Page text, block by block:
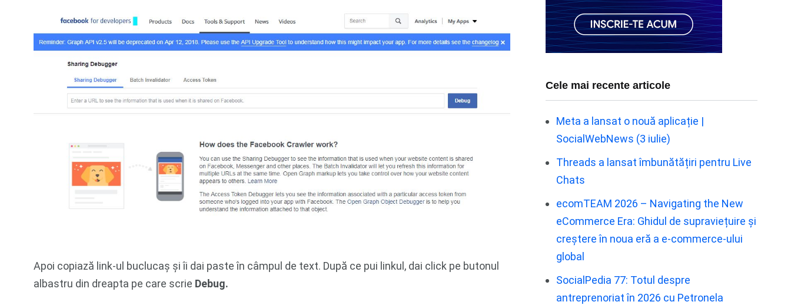
Apoi copiază link-ul buclucaș și îi dai paste în câmpul de text. După ce pui linkul, dai click pe butonul
albastru din dreapta pe care scrie Debug.
Cele mai recente articole
Meta a lansat o nouă aplicație |
SocialWebNews (3 iulie)
Threads a lansat îmbunătățiri pentru Live
Chats
ecomTEAM 2026 – Navigating the New
eCommerce Era: Ghidul de supraviețuire și
creștere în noua eră a e-commerce-ului
global
SocialPedia 77: Totul despre
antreprenoriat în 2026 cu Petronela